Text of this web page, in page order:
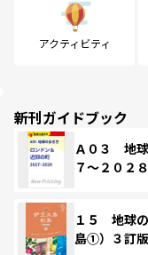
アクティビティ
新刊ガイドブック
Ａ０３ 地
７～２０２８
１５ 地球
島①）３訂版